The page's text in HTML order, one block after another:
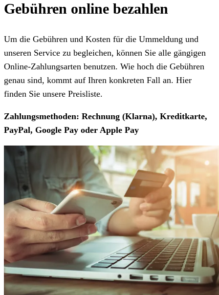
Gebühren online bezahlen
Um die Gebühren und Kosten für die Ummeldung und
unseren Service zu begleichen, können Sie alle gängigen
Online-Zahlungsarten benutzen. Wie hoch die Gebühren
genau sind, kommt auf Ihren konkreten Fall an. Hier
finden Sie unsere Preisliste.
Zahlungsmethoden: Rechnung (Klarna), Kreditkarte,
PayPal, Google Pay oder Apple Pay